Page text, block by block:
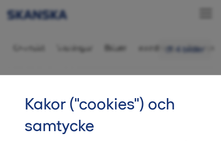
4 bilder
Äganderätt 6 rok,
Översikt Visningar Bilder Inredning Ditt nya
Slutsålt! Missa inte Kastanjelyckan
Söder om Allén är nu slutsålt och vi vill passa på
Kakor ("cookies") och
samtycke